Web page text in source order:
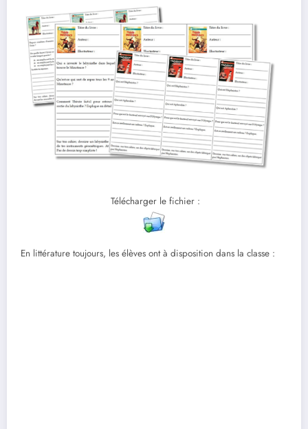
Télécharger le fichier :
En littérature toujours, les élèves ont à disposition dans la classe :